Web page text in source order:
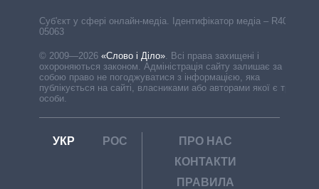
Cуб'єкт у сфері онлайн-медіа. Ідентифікатор медіа – R40-
05063
© 2009—2026 «Слово і Діло». Всі права захищені і
охороняються законом. Адміністрація сайту залишає за
собою право не погоджуватися з інформацією, яка
публікується на сайті, власниками або авторами якої є треті
особи.
УКР РОС
ПРО НАС
КОНТАКТИ
ПРАВИЛА